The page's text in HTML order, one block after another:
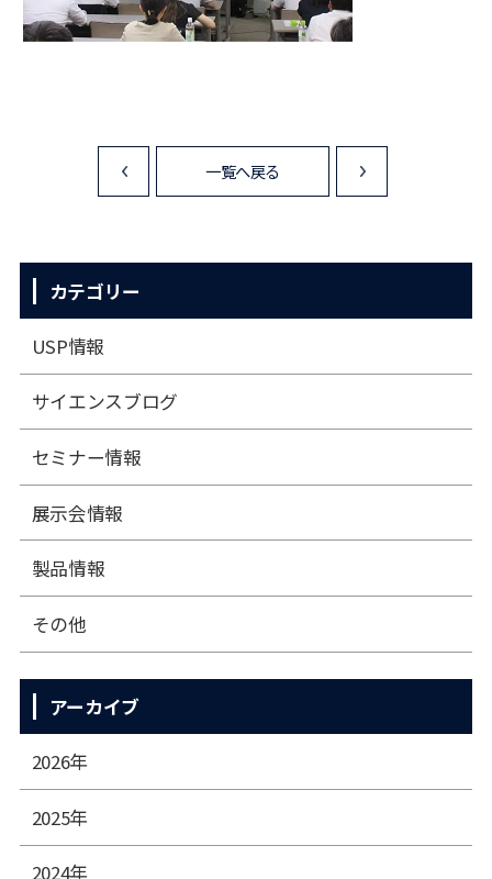
<
一覧へ戻る
カテゴリー
USP情報
サイエンスブログ
セミナー情報
展⽰会情報
製品情報
その他
アーカイブ
2026年
2025年
2024年